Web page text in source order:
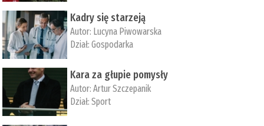
Kadry się starzeją
Autor: Lucyna Piwowarska
Dział:Gospodarka
Kara za głupie pomysły
Autor:Artur Szczepanik
Dział:Sport